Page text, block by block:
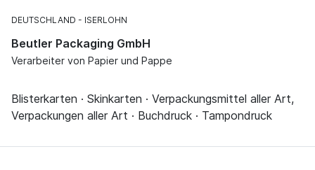
DEUTSCHLAND ISERLOHN
Beutler Packaging GmbH
Verarbeiter von Papier und Pappe
Blisterkarten · Skinkarten · Verpackungsmittel aller Art,
Verpackungen aller Art · Buchdruck · Tampondruck